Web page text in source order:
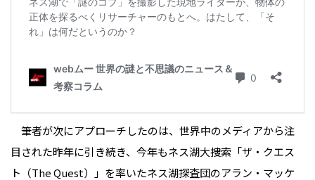
筆者が次にアプローチしたのは、世界中のメディアから注
目された昨年に引き続き、今年もネス湖大捜索「ザ・クエス
ト（The Quest）」を率いたネス湖探査団のアラン・マッケ